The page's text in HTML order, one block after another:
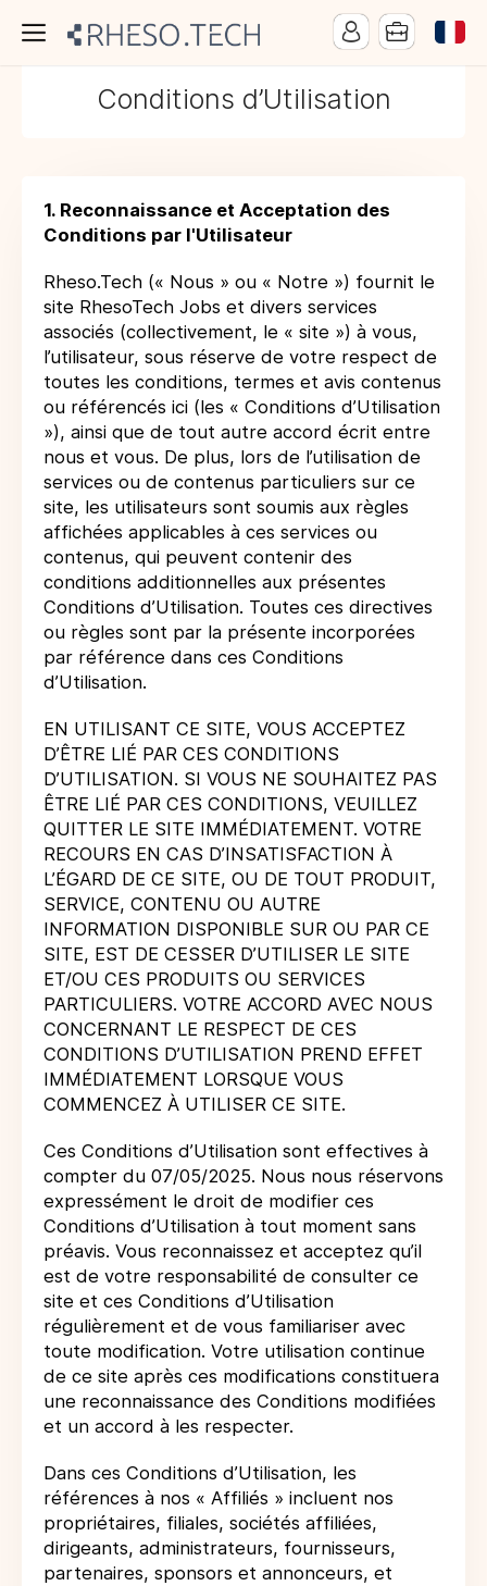
Conditions d’Utilisation
1. Reconnaissance et Acceptation des
Conditions par l'Utilisateur
Rheso.Tech (« Nous » ou « Notre ») fournit le
site RhesoTech Jobs et divers services
associés (collectivement, le « site ») à vous,
l’utilisateur, sous réserve de votre respect de
toutes les conditions, termes et avis contenus
ou référencés ici (les « Conditions d’Utilisation
»), ainsi que de tout autre accord écrit entre
nous et vous. De plus, lors de l’utilisation de
services ou de contenus particuliers sur ce
site, les utilisateurs sont soumis aux règles
affichées applicables à ces services ou
contenus, qui peuvent contenir des
conditions additionnelles aux présentes
Conditions d’Utilisation. Toutes ces directives
ou règles sont par la présente incorporées
par référence dans ces Conditions
d’Utilisation.
EN UTILISANT CE SITE, VOUS ACCEPTEZ
D’ÊTRE LIÉ PAR CES CONDITIONS
D’UTILISATION. SI VOUS NE SOUHAITEZ PAS
ÊTRE LIÉ PAR CES CONDITIONS, VEUILLEZ
QUITTER LE SITE IMMÉDIATEMENT. VOTRE
RECOURS EN CAS D’INSATISFACTION À
L’ÉGARD DE CE SITE, OU DE TOUT PRODUIT,
SERVICE, CONTENU OU AUTRE
INFORMATION DISPONIBLE SUR OU PAR CE
SITE, EST DE CESSER D’UTILISER LE SITE
ET/OU CES PRODUITS OU SERVICES
PARTICULIERS. VOTRE ACCORD AVEC NOUS
CONCERNANT LE RESPECT DE CES
CONDITIONS D’UTILISATION PREND EFFET
IMMÉDIATEMENT LORSQUE VOUS
COMMENCEZ À UTILISER CE SITE.
Ces Conditions d’Utilisation sont effectives à
compter du 07/05/2025. Nous nous réservons
expressément le droit de modifier ces
Conditions d’Utilisation à tout moment sans
préavis. Vous reconnaissez et acceptez qu’il
est de votre responsabilité de consulter ce
site et ces Conditions d’Utilisation
régulièrement et de vous familiariser avec
toute modification. Votre utilisation continue
de ce site après ces modifications constituera
une reconnaissance des Conditions modifiées
et un accord à les respecter.
Dans ces Conditions d’Utilisation, les
références à nos « Affiliés » incluent nos
propriétaires, filiales, sociétés affiliées,
dirigeants, administrateurs, fournisseurs,
partenaires, sponsors et annonceurs, et